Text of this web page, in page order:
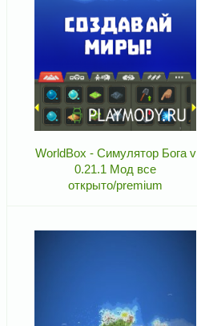
WorldBox - Симулятор Бога v
0.21.1 Мод все
открыто/premium